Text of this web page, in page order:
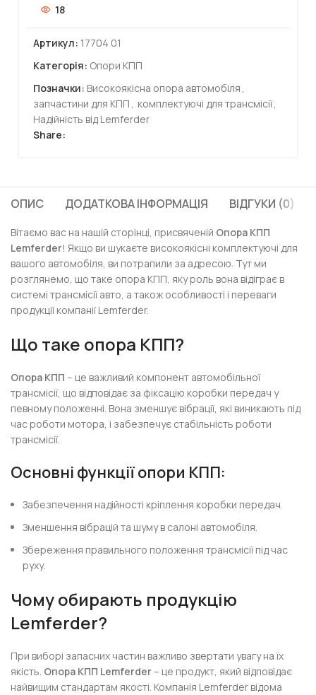
18
Артикул: 17704 01
Категорія: Опори КПП
Позначки: Високоякісна опора автомобіля ,
запчастини для КПП , комплектуючі для трансмісії,
Надійність від Lemferder
Share:
ОПИС ДОДАТКОВА ІНФОРМАЦІЯ ВІДГУКИ (0)
Вітаємо вас на нашій сторінці, присвяченій Опора КПП
Lemferder! Якщо ви шукаєте високоякісні комплектуючі для
вашого автомобіля, ви потрапили за адресою. Тут ми
розглянемо, що таке опора КПП, яку роль вона відіграє в
системі трансмісії авто, а також особливості і переваги
продукції компанії Lemferder.
Що таке опора КПП?
Опора КПП – це важливий компонент автомобільної
трансмісії, що відповідає за фіксацію коробки передач у
певному положенні. Вона зменшує вібрації, які виникають під
час роботи мотора, і забезпечує стабільність роботи
трансмісії.
Основні функції опори КПП:
Забезпечення надійності кріплення коробки передач.
Зменшення вібрацій та шуму в салоні автомобіля.
Збереження правильного положення трансмісії під час
руху.
Чому обирають продукцію
Lemferder?
При виборі запасних частин важливо звертати увагу на їх
якість. Опора КПП Lemferder – це продукт, який відповідає
найвищим стандартам якості. Компанія Lemferder відома